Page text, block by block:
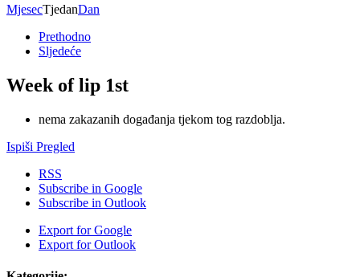
MjesecTjedanDan
Prethodno
Sljedeće
Week of lip 1st
nema zakazanih događanja tjekom tog razdoblja.
Ispiši Pregled
RSS
Subscribe in Google
Subscribe in Outlook
Export forGoogle
Export forOutlook